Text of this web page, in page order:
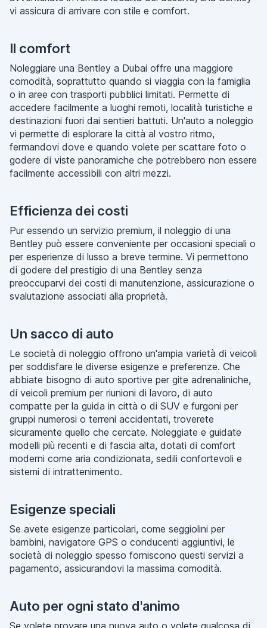
vi assicura di arrivare con stile e comfort.
Il comfort
Noleggiare una Bentley a Dubai offre una maggiore
comodità, soprattutto quando si viaggia con la famiglia
o in aree con trasporti pubblici limitati. Permette di
accedere facilmente a luoghi remoti, località turistiche e
destinazioni fuori dai sentieri battuti. Un'auto a noleggio
vi permette di esplorare la città al vostro ritmo,
fermandovi dove e quando volete per scattare foto o
godere di viste panoramiche che potrebbero non essere
facilmente accessibili con altri mezzi.
Efficienza dei costi
Pur essendo un servizio premium, il noleggio di una
Bentley può essere conveniente per occasioni speciali o
per esperienze di lusso a breve termine. Vi permettono
di godere del prestigio di una Bentley senza
preoccuparvi dei costi di manutenzione, assicurazione o
svalutazione associati alla proprietà.
Un sacco di auto
Le società di noleggio offrono un'ampia varietà di veicoli
per soddisfare le diverse esigenze e preferenze. Che
abbiate bisogno di auto sportive per gite adrenaliniche,
di veicoli premium per riunioni di lavoro, di auto
compatte per la guida in città o di SUV e furgoni per
gruppi numerosi o terreni accidentati, troverete
sicuramente quello che cercate. Noleggiate e guidate
modelli più recenti e di fascia alta, dotati di comfort
moderni come aria condizionata, sedili confortevoli e
sistemi di intrattenimento.
Esigenze speciali
Se avete esigenze particolari, come seggiolini per
bambini, navigatore GPS o conducenti aggiuntivi, le
società di noleggio spesso forniscono questi servizi a
pagamento, assicurandovi la massima comodità.
Auto per ogni stato d'animo
Se volete provare una nuova auto o volete qualcosa di